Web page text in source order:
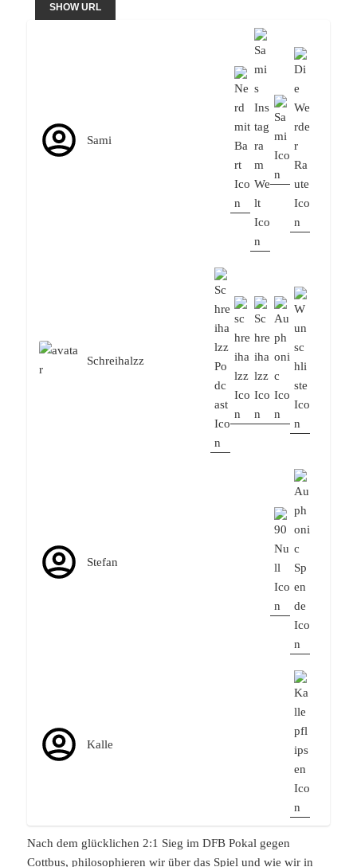
SHOW URL
Sami
Schreihalzz
Stefan
Kalle
Nach dem glücklichen 2:1 Sieg im DFB Pokal gegen
Cottbus, philosophieren wir über das Spiel und wie wir in